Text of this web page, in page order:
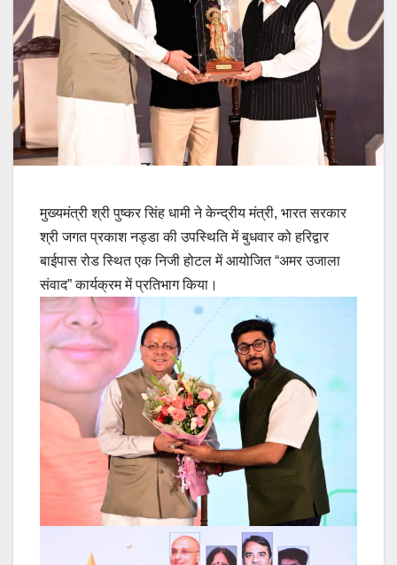
मुख्यमंत्री श्री पुष्कर सिंह धामी ने केन्द्रीय मंत्री, भारत सरकार
श्री जगत प्रकाश नड्डा की उपस्थिति में बुधवार को हरिद्वार
बाईपास रोड स्थित एक निजी होटल में आयोजित “अमर उजाला
संवाद” कार्यक्रम में प्रतिभाग किया।